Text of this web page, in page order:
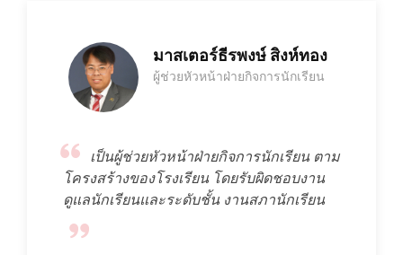
มาสเตอร์ธีรพงษ์ สิงห์ทอง
ผู้ช่วยหัวหน้าฝ่ายกิจการนักเรียน
เป็นผู้ช่วยหัวหน้าฝ่ายกิจการนักเรียน ตาม
โครงสร้างของโรงเรียน โดยรับผิดชอบงาน
ดูแลนักเรียนและระดับชั้น งานสภานักเรียน